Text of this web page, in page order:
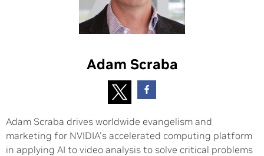
Adam Scraba
Adam Scraba drives worldwide evangelism and
marketing for NVIDIA's accelerated computing platform
in applying AI to video analysis to solve critical problems